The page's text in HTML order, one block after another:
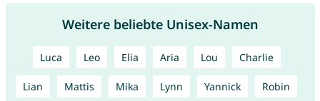
Weitere beliebte Unisex-Namen
Luca Leo Elia Aria Lou Charlie
Lian Mattis Mika Lynn Yannick Robin